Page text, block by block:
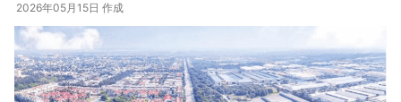
2026年05月15日 作成